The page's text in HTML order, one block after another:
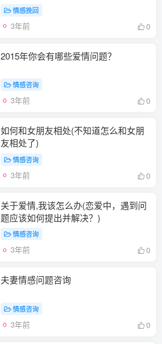
情感挽回
3年前 0
2015年你会有哪些爱情问题？
情感咨询
3年前 0
如何和女朋友相处(不知道怎么和女朋
友相处了)
情感咨询
3年前 0
关于爱情,我该怎么办(恋爱中，遇到问
题应该如何提出并解决？)
情感咨询
3年前 0
夫妻情感问题咨询
情感咨询
3年前 0